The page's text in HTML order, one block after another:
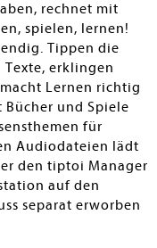
rechnet mit
spielen, lernen!
Tippen die
erklingen
Lernen richtig
und Spiele
für
Audiodateien lädt
den tiptoi Manager
auf den
separat erworben